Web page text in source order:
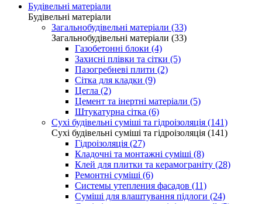
Будівельні матеріали
Будівельні матеріали
Загальнобудівельні матеріали (33)
Загальнобудівельні матеріали (33)
Газобетонні блоки (4)
Захисні плівки та сітки (5)
Пазогребневі плити (2)
Сітка для кладки (9)
Цегла (2)
Цемент та інертні матеріали (5)
Штукатурна сітка (6)
Сухі будівельні суміші та гідроізоляція (141)
Сухі будівельні суміші та гідроізоляція (141)
Гідроізоляція (27)
Кладочні та монтажні суміші (8)
Клей для плитки та керамограніту (28)
Ремонтні суміші (6)
Системы утепления фасадов (11)
Суміші для влаштування підлоги (24)